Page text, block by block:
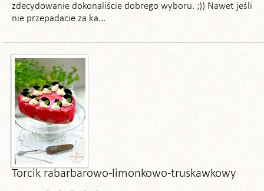
zdecydowanie dokonaliście dobrego wyboru. ;)) Nawet jeśli
nie przepadacie za ka...
Torcik rabarbarowo-limonkowo-truskawkowy